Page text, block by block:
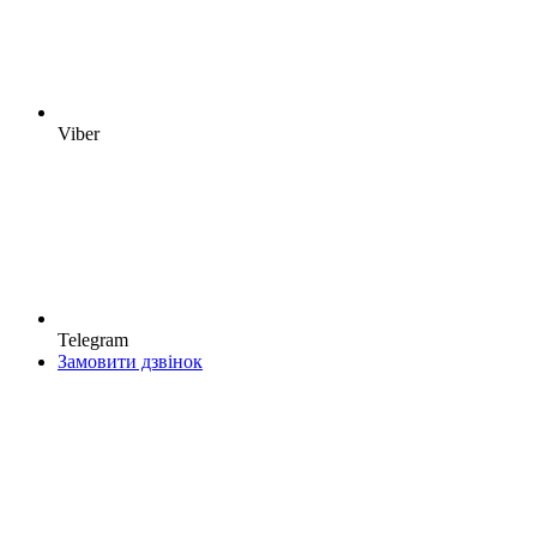
Viber
Telegram
Замовити дзвінок